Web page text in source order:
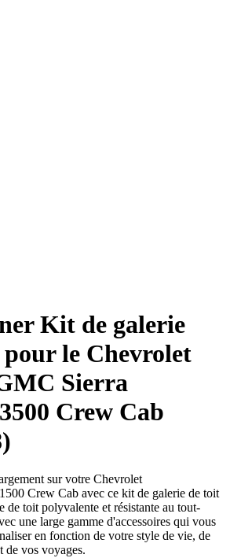
Kit de galerie
le Chevrolet
Sierra
Crew Cab
sur votre Chevrolet
Crew Cab avec ce kit de galerie de toit
de toit polyvalente et résistante au tout-
une large gamme d'accessoires qui vous
en fonction de votre style de vie, de
de vos voyages.